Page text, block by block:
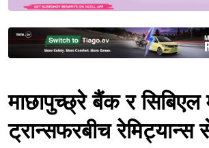
माछापुच्छ्रे बैंक र सिबिएल
ट्रान्सफरबीच रेमिट्यान्स